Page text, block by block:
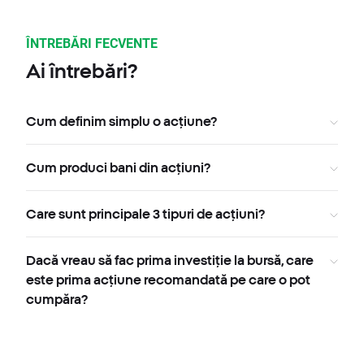
ÎNTREBĂRI FECVENTE
Ai întrebări?
Cum definim simplu o acțiune?
Cum produci bani din acțiuni?
Care sunt principale 3 tipuri de acțiuni?
Dacă vreau să fac prima investiție la bursă, care
este prima acțiune recomandată pe care o pot
cumpăra?